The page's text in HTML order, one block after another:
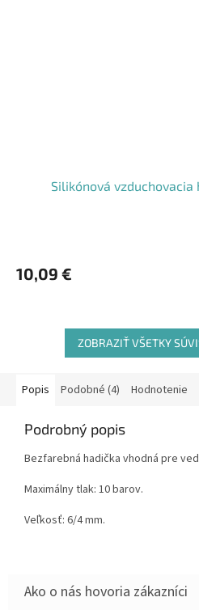
Silikónová vzduchovacia
10,09 €
ZOBRAZIŤ VŠETKY
Popis Podobné (4) Hodnotenie
Podrobný popis
Bezfarebná hadička vhodná pre
Maximálny tlak: 10 barov.
Veľkosť: 6/4 mm.